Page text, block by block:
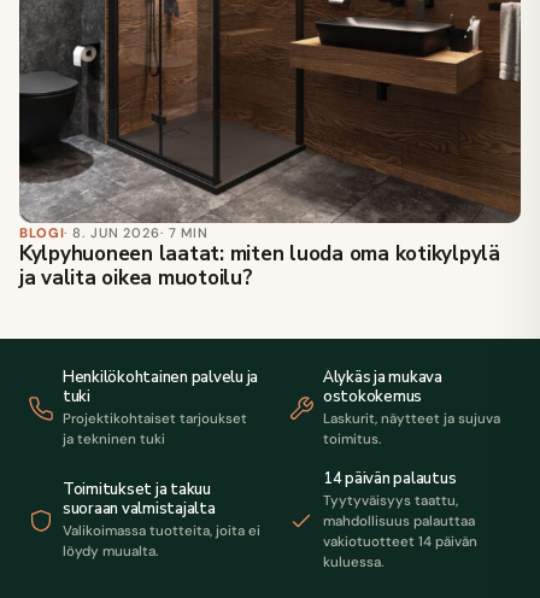
BLOGI· 8. JUN 2026· 7 MIN
Kylpyhuoneen laatat: miten luoda oma kotikylpylä
ja valita oikea muotoilu?
Henkilökohtainen palvelu ja
tuki
Projektikohtaiset tarjoukset
ja tekninen tuki
Älykäs ja mukava
ostokokemus
Laskurit, näytteet ja sujuva
toimitus.
Toimitukset ja takuu
suoraan valmistajalta
Valikoimassa tuotteita, joita ei
löydy muualta.
14 päivän palautus
Tyytyväisyys taattu,
mahdollisuus palauttaa
vakiotuotteet 14 päivän
kuluessa.